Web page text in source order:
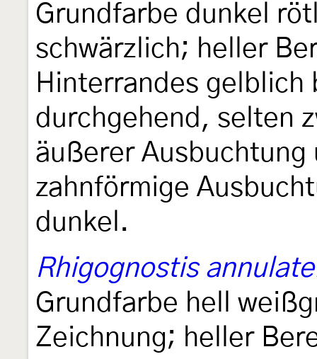
Grundfarbe dunkel
schwärzlich; heller
Hinterrandes
durchgehend, selten
äußerer
zahnförmige
dunkel.
Rhigognostis
Grundfarbe hell
Zeichnung; heller